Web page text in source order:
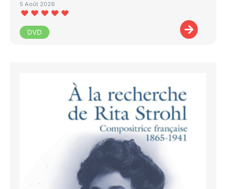
5 Août 2026
DVD